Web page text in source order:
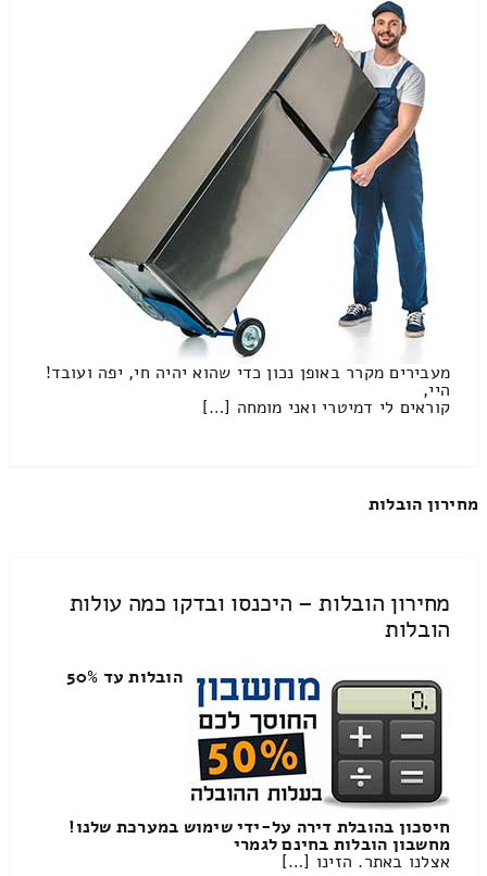
מעבירים מקרר באופן נכון כדי שהוא יהיה חי, יפה ועובד!
היי,
קוראים לי דמיטרי ואני מומחה […]
מחירון הובלות
מחירון הובלות – היכנסו ובדקו כמה עולות
הובלות
הובלות עד 50%
חיסכון בהובלת דירה על-ידי שימוש במערכת שלנו!
מחשבון הובלות בחינם לגמרי
אצלנו באתר. הזינו […]